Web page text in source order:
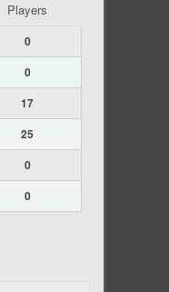
Players
0
0
17
25
0
0